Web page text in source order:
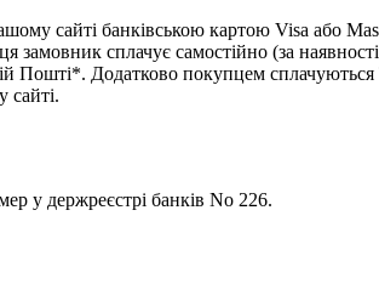
банківською картою Visa або
замовник сплачує самостійно (за наявності
Додатково покупцем сплачуються
сайті.
у держреєстрі банків No 226.